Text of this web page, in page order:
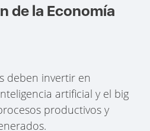
de la Economía
deben invertir en
artificial y el big
productivos y